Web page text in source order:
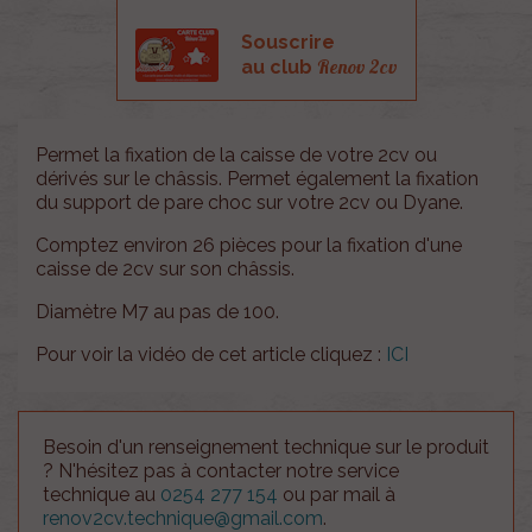
Souscrire
au club Renov 2cv
Permet la fixation de la caisse de votre 2cv ou
dérivés sur le châssis. Permet également la fixation
du support de pare choc sur votre 2cv ou Dyane.
Comptez environ 26 pièces pour la fixation d'une
caisse de 2cv sur son châssis.
Diamètre M7 au pas de 100.
Pour voir la vidéo de cet article cliquez : ICI
Besoin d'un renseignement technique sur le produit
? N'hésitez pas à contacter notre service
technique au 0254 277 154 ou par mail à
renov2cv.technique@gmail.com.